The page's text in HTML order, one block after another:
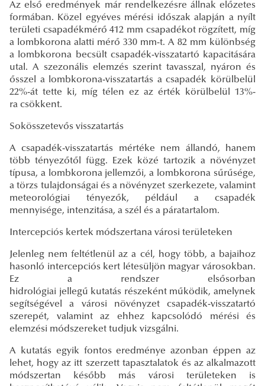
Az első eredmények már rendelkezésre állnak előzetes
formában. Közel egyéves mérési időszak alapján a nyílt
területi csapadékmérő 412 mm csapadékot rögzített, míg
a lombkorona alatti mérő 330 mm-t. A 82 mm különbség
a lombkorona becsült csapadék-visszatartó kapacitására
utal. A szezonális elemzés szerint tavasszal, nyáron és
ősszel a lombkorona-visszatartás a csapadék körülbelül
22%-át tette ki, míg télen ez az érték körülbelül 13%-
ra csökkent.
Sokösszetevős visszatartás
A csapadék-visszatartás mértéke nem állandó, hanem
több tényezőtől függ. Ezek közé tartozik a növényzet
típusa, a lombkorona jellemzői, a lombkorona sűrűsége,
a törzs tulajdonságai és a növényzet szerkezete, valamint
meteorológiai tényezők, például a csapadék
mennyisége, intenzitása, a szél és a páratartalom.
Intercepciós kertek módszertana városi területeken
Jelenleg nem feltétlenül az a cél, hogy több, a bajaihoz
hasonló intercepciós kert létesüljön magyar városokban.
Ez a rendszer elsősorban
hidrológiai jellegű kutatás részeként működik, amelynek
segítségével a városi növényzet csapadék-visszatartó
szerepét, valamint az ehhez kapcsolódó mérési és
elemzési módszereket tudjuk vizsgálni.
A kutatás egyik fontos eredménye azonban éppen az
lehet, hogy az itt szerzett tapasztalatok és az alkalmazott
módszertan később más városi területeken is